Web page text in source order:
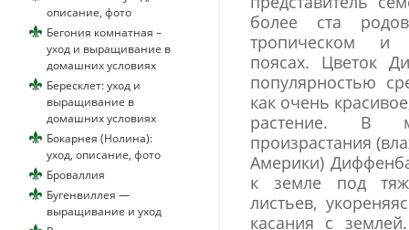
более ста
тропическом и
поясах. Цветок
популярностью
как очень
растение. В
произрастания
Америки)
к земле под
листьев,
касания с
описание, фото
Бегония комнатная –
уход и выращивание в
домашних условиях
Бересклет: уход и
выращивание в
домашних условиях
Бокарнея (Нолина):
уход, описание, фото
Броваллия
Бугенвиллея —
выращивание и уход